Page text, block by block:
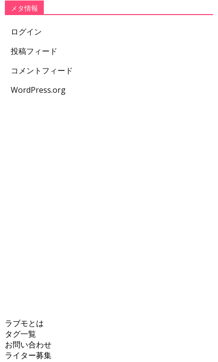
メタ情報
ログイン
投稿フィード
コメントフィード
WordPress.org
ラブモとは
タグ一覧
お問い合わせ
ライター募集